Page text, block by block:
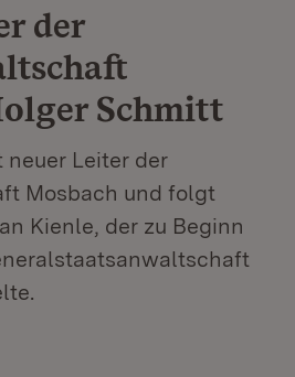
der
Schmitt
Leiter der
Mosbach und folgt
Kienle, der zu Beginn